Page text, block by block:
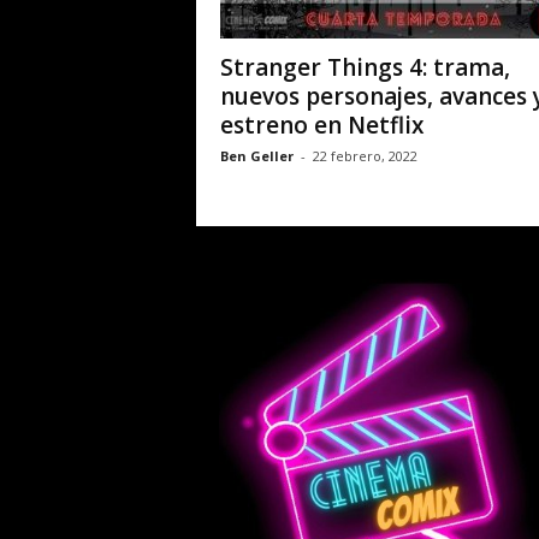
Stranger Things 4: trama,
nuevos personajes, avances
estreno en Netflix
Ben Geller - 22 febrero, 2022